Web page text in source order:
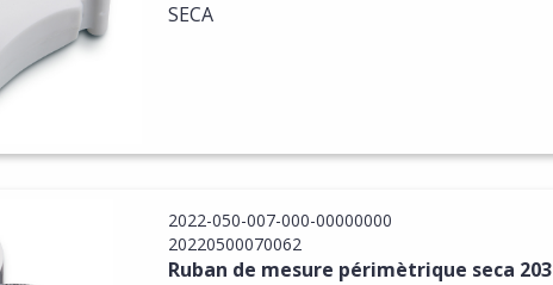
SECA
2022-050-007-000-00000000
20220500070062
Ruban de mesure périmètrique seca 203